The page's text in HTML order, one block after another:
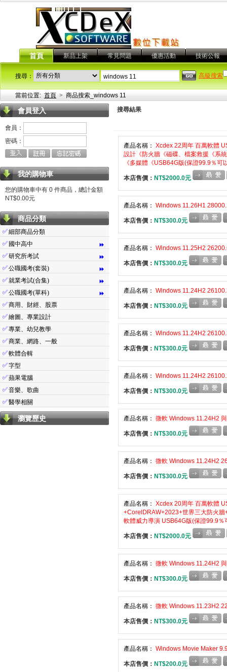
首頁 新品上架 常見問題 優惠活動 技術公報
搜尋： 高級搜索
當前位置: 首頁 > 商品搜索_windows 11
會員登入
會員：
密碼：
我的購物車
您的購物車中有 0 件商品，總計金額
NT$0.00元
商品分類
✅細部商品分類
⏩
✅ 國中高中
⏩
✅研究所考試
⏩
✅公職國考(套裝)
⏩
✅就業考試(合集)
⏩
✅公職國考(單科)
✅商用、財經、股票
✅繪圖、專業設計
✅專業、幼兒教學
✅商業、網路、一般
✅軟體合輯
✅字型
✅蘋果電腦
✅音樂、歌曲
✅醫學相關
瀏覽歷史
搜尋結果
產品名稱： Xcdex 22周年 百萬軟體
設計《防火牆《磁碟、檔案救援《系
《多媒體《USB64G版(保證99.9％可
本店售價： NT$2000.0元
產品名稱： Windows 11.26H1
本店售價： NT$300.0元
產品名稱： Windows 11.25H2
本店售價： NT$300.0元
產品名稱： Windows 11.24H2
本店售價： NT$300.0元
產品名稱： Windows 11.24H2
本店售價： NT$300.0元
產品名稱： Windows 11.24H2
本店售價： NT$300.0元
產品名稱： 微軟 Windows 11.24H2
本店售價： NT$300.0元
產品名稱： 微軟 Windows 11.24H2
本店售價： NT$300.0元
產品名稱： Xcdex 20周年 百萬軟體
+CorelDRAW+2023+世界三大防火
軟體威力導演 USB64G版(保證99.9％
本店售價： NT$2000.0元
產品名稱： 微軟 Windows 11.24H2
本店售價： NT$300.0元
產品名稱： 微軟 Windows 11.23H2
本店售價： NT$300.0元
產品名稱： Windows Movie Maker
本店售價： NT$200.0元